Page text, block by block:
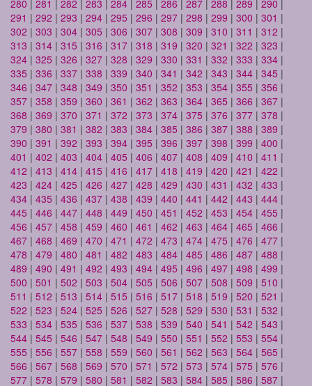
280 | 281 | 282 | 283 | 284 | 285 | 286 | 287 | 288 | 289 | 290 |
291 | 292 | 293 | 294 | 295 | 296 | 297 | 298 | 299 | 300 | 301 |
302 | 303 | 304 | 305 | 306 | 307 | 308 | 309 | 310 | 311 | 312 |
313 | 314 | 315 | 316 | 317 | 318 | 319 | 320 | 321 | 322 | 323 |
324 | 325 | 326 | 327 | 328 | 329 | 330 | 331 | 332 | 333 | 334 |
335 | 336 | 337 | 338 | 339 | 340 | 341 | 342 | 343 | 344 | 345 |
346 | 347 | 348 | 349 | 350 | 351 | 352 | 353 | 354 | 355 | 356 |
357 | 358 | 359 | 360 | 361 | 362 | 363 | 364 | 365 | 366 | 367 |
368 | 369 | 370 | 371 | 372 | 373 | 374 | 375 | 376 | 377 | 378 |
379 | 380 | 381 | 382 | 383 | 384 | 385 | 386 | 387 | 388 | 389 |
390 | 391 | 392 | 393 | 394 | 395 | 396 | 397 | 398 | 399 | 400 |
401 | 402 | 403 | 404 | 405 | 406 | 407 | 408 | 409 | 410 | 411 |
412 | 413 | 414 | 415 | 416 | 417 | 418 | 419 | 420 | 421 | 422 |
423 | 424 | 425 | 426 | 427 | 428 | 429 | 430 | 431 | 432 | 433 |
434 | 435 | 436 | 437 | 438 | 439 | 440 | 441 | 442 | 443 | 444 |
445 | 446 | 447 | 448 | 449 | 450 | 451 | 452 | 453 | 454 | 455 |
456 | 457 | 458 | 459 | 460 | 461 | 462 | 463 | 464 | 465 | 466 |
467 | 468 | 469 | 470 | 471 | 472 | 473 | 474 | 475 | 476 | 477 |
478 | 479 | 480 | 481 | 482 | 483 | 484 | 485 | 486 | 487 | 488 |
489 | 490 | 491 | 492 | 493 | 494 | 495 | 496 | 497 | 498 | 499 |
500 | 501 | 502 | 503 | 504 | 505 | 506 | 507 | 508 | 509 | 510 |
511 | 512 | 513 | 514 | 515 | 516 | 517 | 518 | 519 | 520 | 521 |
522 | 523 | 524 | 525 | 526 | 527 | 528 | 529 | 530 | 531 | 532 |
533 | 534 | 535 | 536 | 537 | 538 | 539 | 540 | 541 | 542 | 543 |
544 | 545 | 546 | 547 | 548 | 549 | 550 | 551 | 552 | 553 | 554 |
555 | 556 | 557 | 558 | 559 | 560 | 561 | 562 | 563 | 564 | 565 |
566 | 567 | 568 | 569 | 570 | 571 | 572 | 573 | 574 | 575 | 576 |
577 | 578 | 579 | 580 | 581 | 582 | 583 | 584 | 585 | 586 | 587 |